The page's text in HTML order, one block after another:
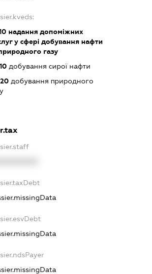
надання допоміжних
у сфері добування нафти
газу
добування сирої нафти
добування природного